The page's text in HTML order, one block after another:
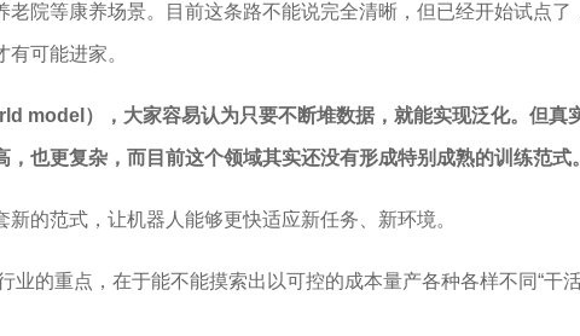
老院等康养场景。目前这条路不能说完全清晰，但已经开始试点
可能进家。
model），大家容易认为只要不断堆数据，就能实现泛化。但真
也更复杂，而目前这个领域其实还没有形成特别成熟的训练范式。
的范式，让机器人能够更快适应新任务、新环境。
业的重点，在于能不能摸索出以可控的成本量产各种各样不同“干